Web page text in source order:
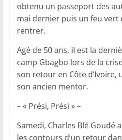
obtenu un passeport des
mai dernier puis un feu vert
rentrer.
Agé de 50 ans, il est la
camp Gbagbo lors de la
son retour en Côte d’Ivoire,
son ancien mentor.
– « Prési, Prési » –
Samedi, Charles Blé Goudé
les contours d’un retour